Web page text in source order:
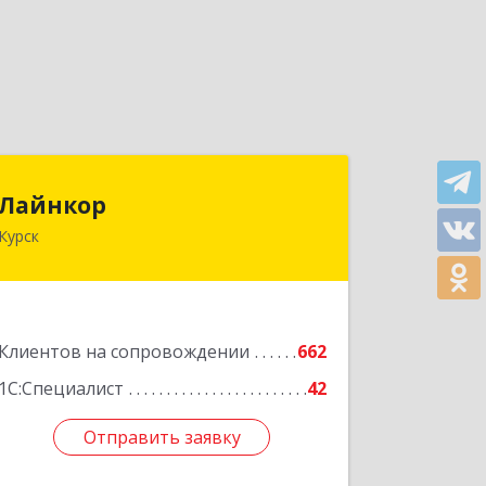
Курск
Клиентов на сопровождении
662
1С:Специалист
42
Отправить заявку
305021, Курская обл, Курск г, Победы
Отправить заявку